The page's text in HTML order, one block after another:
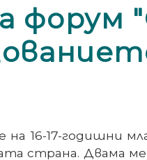
форум
на 16-17-годишни
страна. Двама